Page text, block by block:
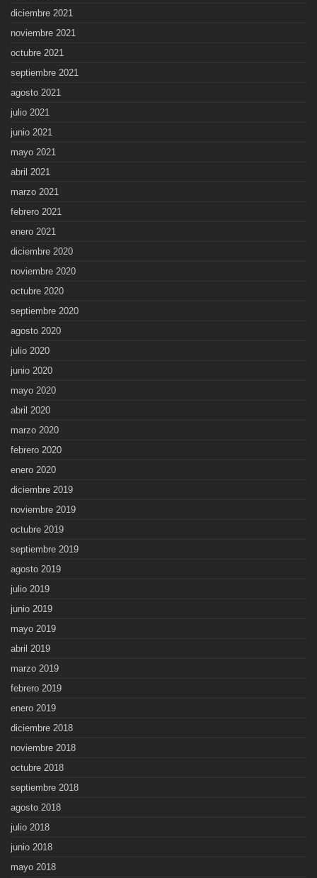
diciembre 2021
noviembre 2021
octubre 2021
septiembre 2021
agosto 2021
julio 2021
junio 2021
mayo 2021
abril 2021
marzo 2021
febrero 2021
enero 2021
diciembre 2020
noviembre 2020
octubre 2020
septiembre 2020
agosto 2020
julio 2020
junio 2020
mayo 2020
abril 2020
marzo 2020
febrero 2020
enero 2020
diciembre 2019
noviembre 2019
octubre 2019
septiembre 2019
agosto 2019
julio 2019
junio 2019
mayo 2019
abril 2019
marzo 2019
febrero 2019
enero 2019
diciembre 2018
noviembre 2018
octubre 2018
septiembre 2018
agosto 2018
julio 2018
junio 2018
mayo 2018